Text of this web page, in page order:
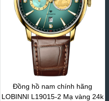
Đồng hồ nam chính hãng
LOBINNI L19015-2 Mạ vàng 24k